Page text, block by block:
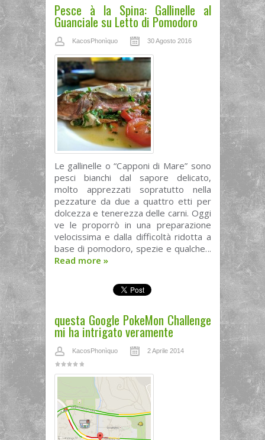
Pesce à la Spina: Gallinelle al
Guanciale su Letto di Pomodoro
KacosPhonìquo 30 Agosto 2016
Le gallinelle o “Capponi di Mare” sono
pesci bianchi dal sapore delicato,
molto apprezzati sopratutto nella
pezzature da due a quattro etti per
dolcezza e tenerezza delle carni. Oggi
ve le proporrò in una preparazione
velocissima e dalla difficoltà ridotta a
base di pomodoro, spezie e qualche...
Read more »
questa Google PokeMon Challenge
mi ha intrigato veramente
KacosPhonìquo 2 Aprile 2014